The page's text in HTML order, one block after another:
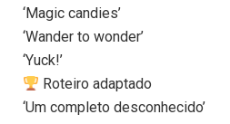
‘Magic candies’
‘Wander to wonder’
‘Yuck!’
Roteiro adaptado
‘Um completo desconhecido’